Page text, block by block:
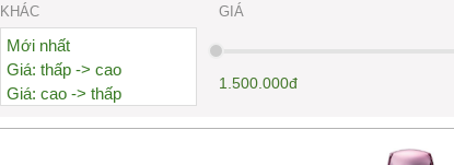
KHÁC
Mới nhất
Giá: thấp -> cao
Giá: cao -> thấp
GIÁ
1.500.000đ